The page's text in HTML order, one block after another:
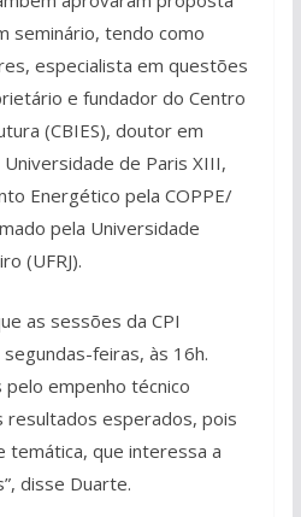
seminário, tendo como
especialista em questões
e fundador do Centro
(CBIES), doutor em
de Paris XIII,
Energético pela COPPE/
pela Universidade
(UFRJ).
as sessões da CPI
feiras, às 16h.
pelo empenho técnico
resultados esperados, pois
temática, que interessa a
disse Duarte.